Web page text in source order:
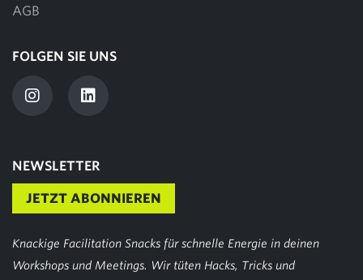
AGB
FOLGEN SIE UNS
NEWSLETTER
JETZT ABONNIEREN
Knackige Facilitation Snacks für schnelle Energie in deinen
Workshops und Meetings. Wir tüten Hacks, Tricks und